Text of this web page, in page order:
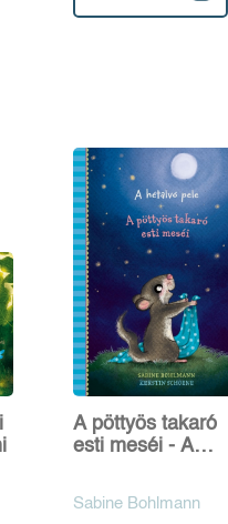
A pöttyös takaró
esti meséi - A
Sabine Bohlmann